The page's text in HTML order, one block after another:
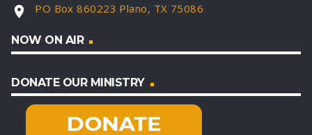
location_on PO Box 860223 Plano, TX 75086
NOW ON AIR
DONATE OUR MINISTRY